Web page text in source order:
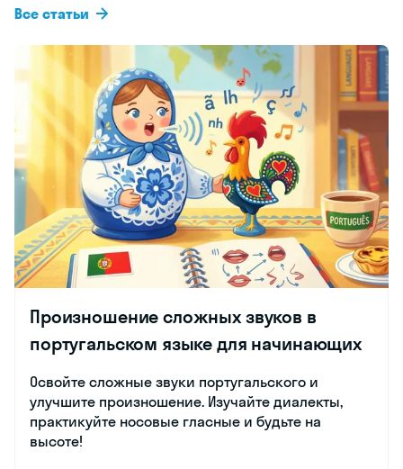
Все статьи
Произношение сложных звуков в
португальском языке для начинающих
Освойте сложные звуки португальского и
улучшите произношение. Изучайте диалекты,
практикуйте носовые гласные и будьте на
высоте!